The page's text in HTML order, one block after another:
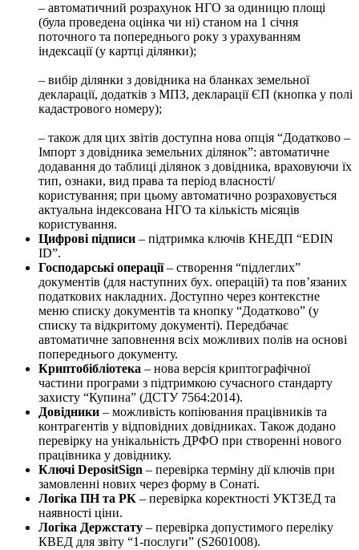
– автоматичний розрахунок НГО за одиницю площі
(була проведена оцінка чи ні) станом на 1 січня
поточного та попереднього року з урахуванням
індексації (у картці ділянки);
– вибір ділянки з довідника на бланках земельної
декларації, додатків з МПЗ, декларації ЄП (кнопка у полі
кадастрового номеру);
– також для цих звітів доступна нова опція “Додатково –
Імпорт з довідника земельних ділянок”: автоматичне
додавання до таблиці ділянок з довідника, враховуючи їх
тип, ознаки, вид права та період власності/
користування; при цьому автоматично розраховується
актуальна індексована НГО та кількість місяців
користування.
Цифрові підписи – підтримка ключів КНЕДП “EDIN
ID”.
Господарські операції– створення “підлеглих”
документів (для наступних бух. операцій) та пов’язаних
податкових накладних. Доступно через контекстне
меню списку документів та кнопку “Додатково” (у
списку та відкритому документі). Передбачає
автоматичне заповнення всіх можливих полів на основі
попереднього документу.
Криптобібліотека – нова версія криптографічної
частини програми з підтримкою сучасного стандарту
захисту “Купина” (ДСТУ 7564:2014).
Довідники – можливість копіювання працівників та
контрагентів у відповідних довідниках. Також додано
перевірку на унікальність ДРФО при створенні нового
працівника у довіднику.
Ключі DepositSign – перевірка терміну дії ключів при
замовленні нових через форму в Сонаті.
Логіка ПН та РК – перевірка коректності УКТЗЕД та
наявності ціни.
Логіка Держстату – перевірка допустимого переліку
КВЕД для звіту “1-послуги” (S2601008).